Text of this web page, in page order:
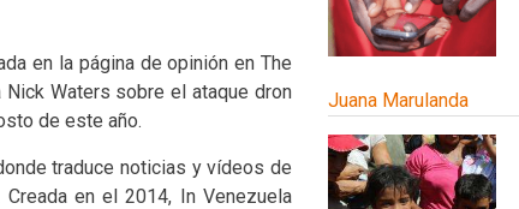
en la página de opinión en The
Nick Waters sobre el ataque dron
de este año.
traduce noticias y vídeos de
en el 2014, In Venezuela
Juana Marulanda